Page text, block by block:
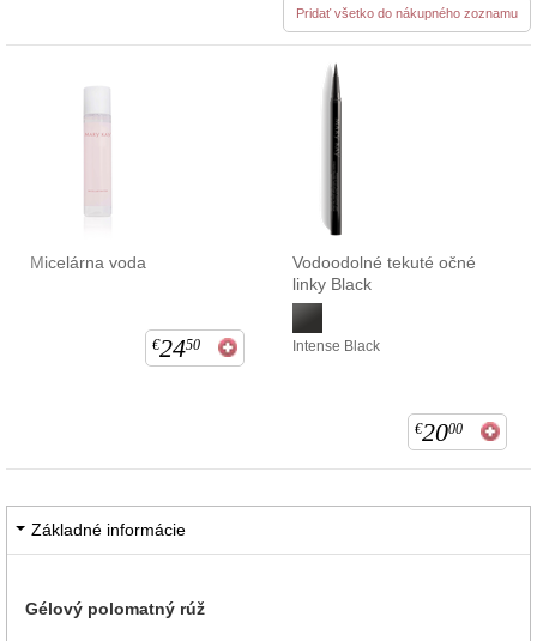
Pridať všetko do nákupného zoznamu
Micelárna voda
€2450
Vodoodolné tekuté očné
linky Black
Intense Black
€2000
Základné informácie
Gélový polomatný rúž